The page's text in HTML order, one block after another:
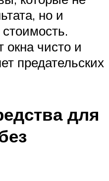
но и
чисто и
предательских
для